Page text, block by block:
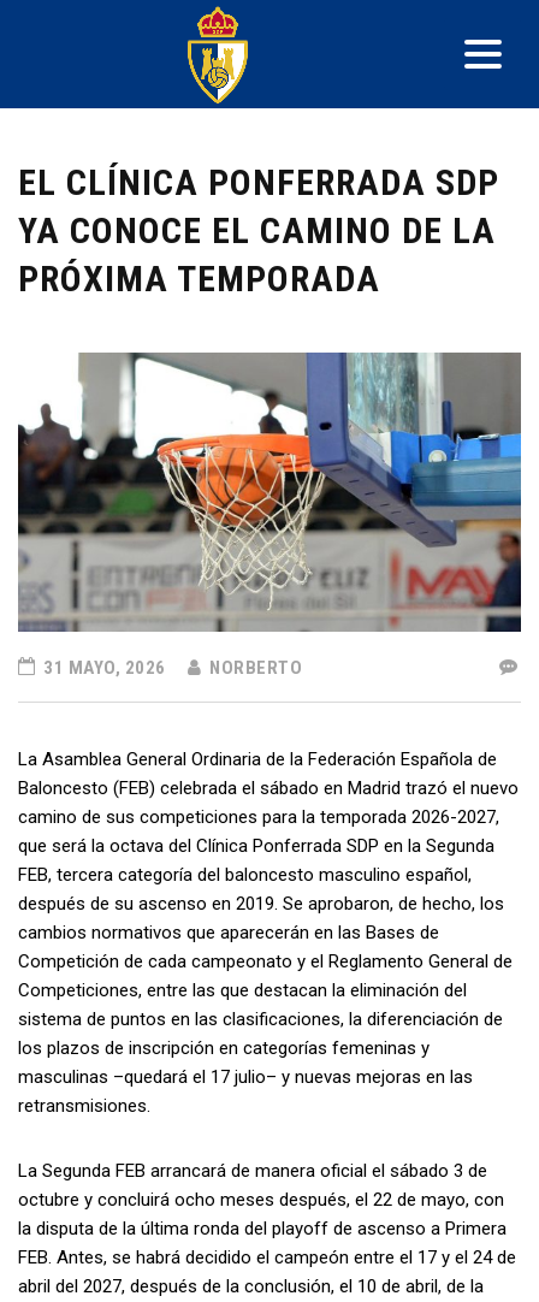
EL CLÍNICA PONFERRADA SDP
YA CONOCE EL CAMINO DE LA
PRÓXIMA TEMPORADA
31 MAYO, 2026 NORBERTO
La Asamblea General Ordinaria de la Federación Española de
Baloncesto (FEB) celebrada el sábado en Madrid trazó el nuevo
camino de sus competiciones para la temporada 2026-2027,
que será la octava del Clínica Ponferrada SDP en la Segunda
FEB, tercera categoría del baloncesto masculino español,
después de su ascenso en 2019. Se aprobaron, de hecho, los
cambios normativos que aparecerán en las Bases de
Competición de cada campeonato y el Reglamento General de
Competiciones, entre las que destacan la eliminación del
sistema de puntos en las clasificaciones, la diferenciación de
los plazos de inscripción en categorías femeninas y
masculinas –quedará el 17 julio– y nuevas mejoras en las
retransmisiones.
La Segunda FEB arrancará de manera oficial el sábado 3 de
octubre y concluirá ocho meses después, el 22 de mayo, con
la disputa de la última ronda del playoff de ascenso a Primera
FEB. Antes, se habrá decidido el campeón entre el 17 y el 24 de
abril del 2027, después de la conclusión, el 10 de abril, de la